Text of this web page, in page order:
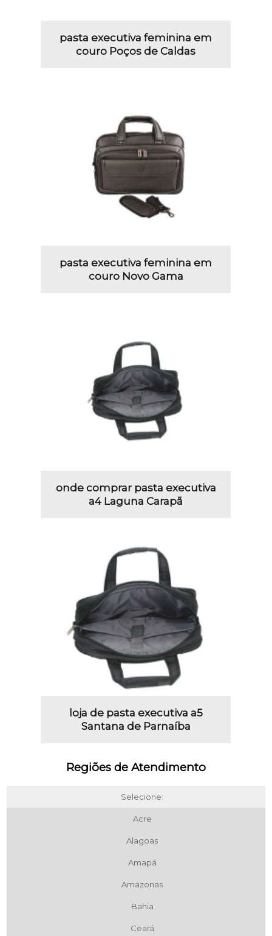
pasta executiva feminina em
couro Poços de Caldas
pasta executiva feminina em
couro Novo Gama
onde comprar pasta executiva
a4 Laguna Carapã
loja de pasta executiva a5
Santana de Parnaíba
Regiões de Atendimento
Selecione:
Acre
Alagoas
Amapá
Amazonas
Bahia
Ceará